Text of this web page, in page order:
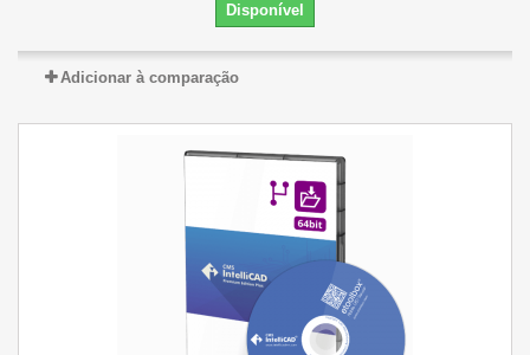
Disponível
Adicionar à comparação